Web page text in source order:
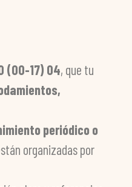
(00-17) 04, que tu
periódico o
organizadas por